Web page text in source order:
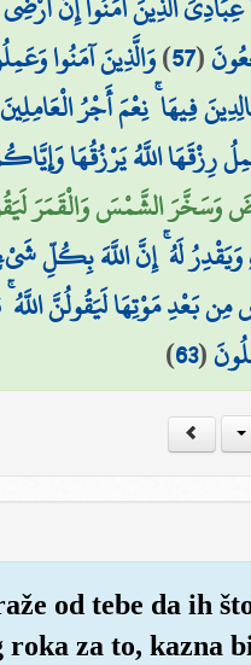
(
57
)وَالَّذِينَ آمَنُوا
فِيهَا ۚ نِعْمَ أَجْرُ الْعَامِلِينَ
رِزْقَهَا اللَّهُ يَرْزُقُهَا
الشَّمْسَ وَالْقَمَرَ
وَيَقْدِرُ لَهُ ۚ إِنَّ اللَّهَ بِكُلِّ
بَعْدِ مَوْتِهَا لَيَقُولُنَّ اللَّهُ
(
63
)
od tebe da ih
roka za to, kazna